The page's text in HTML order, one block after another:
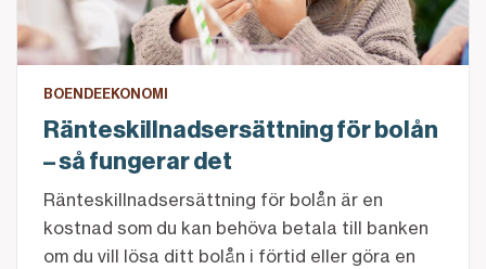
BOENDEEKONOMI
Ränteskillnadsersättning för bolån
– så fungerar det
Ränteskillnadsersättning för bolån är en
kostnad som du kan behöva betala till banken
om du vill lösa ditt bolån i förtid eller göra en